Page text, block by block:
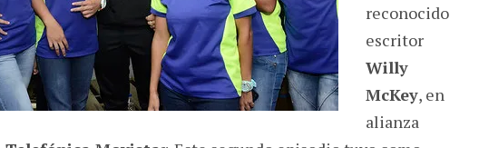
reconocido
escritor
Willy
McKey, en
alianza